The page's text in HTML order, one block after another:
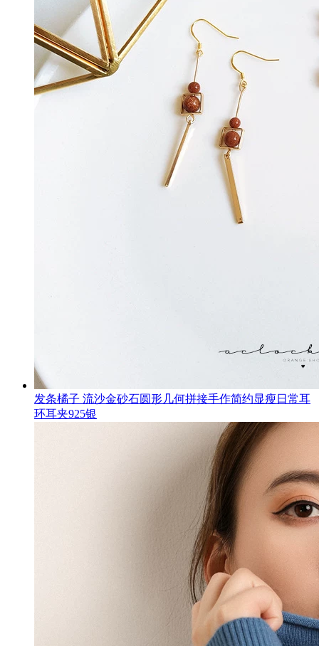
发条橘子 流沙金砂石圆形几何拼接手作简约显瘦日常耳
环耳夹925银